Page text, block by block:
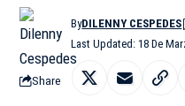
Last Updated: 18 De
ByDILENNY CESPEDES
Share